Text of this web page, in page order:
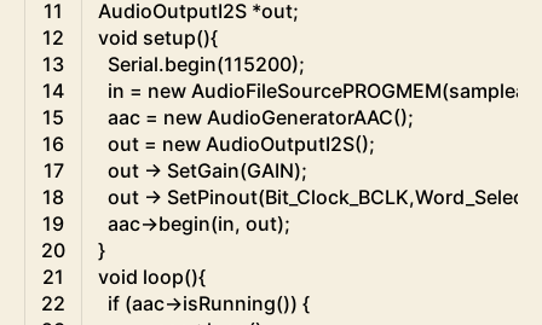
11
12
13
14
15
16
17
18
19
20
21
22
AudioOutputI2S *out;
void setup(){
Serial.begin(115200);
in = new AudioFileSourcePROGMEM(
aac = new AudioGeneratorAAC();
out = new AudioOutputI2S();
out -> SetGain(GAIN);
out -> SetPinout(Bit_Clock_BCLK,
aac->begin(in, out);
}
void loop(){
if (aac->isRunning()) {